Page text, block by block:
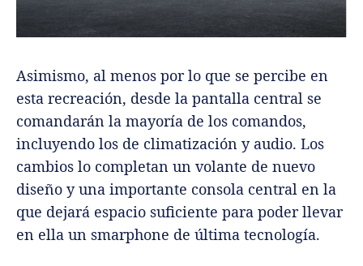
Asimismo, al menos por lo que se percibe en
esta recreación, desde la pantalla central se
comandarán la mayoría de los comandos,
incluyendo los de climatización y audio. Los
cambios lo completan un volante de nuevo
diseño y una importante consola central en la
que dejará espacio suficiente para poder llevar
en ella un smarphone de última tecnología.